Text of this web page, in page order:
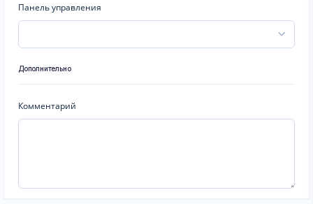
Панель управления
Дополнительно
Комментарий